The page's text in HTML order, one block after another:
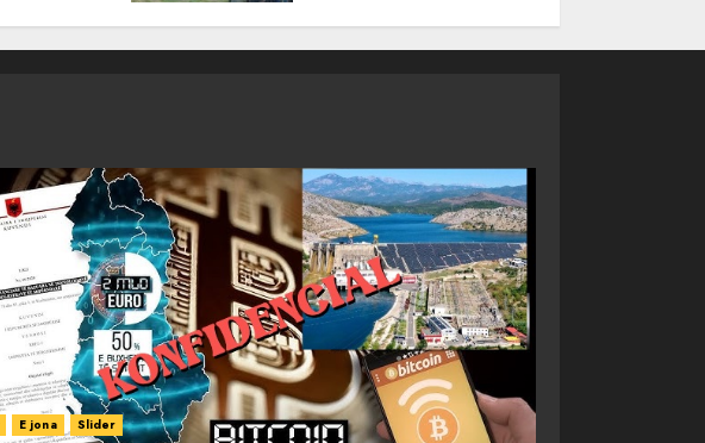
E jona Slider